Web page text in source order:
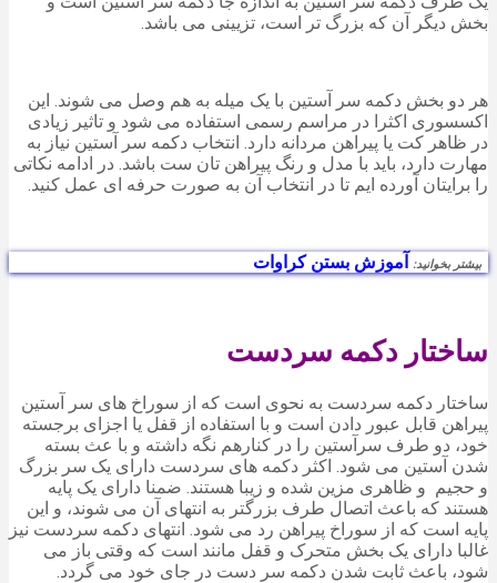
بخش دیگر آن که بزرگ تر است، تزیینی می باشد.
هر دو بخش دکمه سر آستین با یک میله به هم وصل می شوند. این
اکسسوری اکثرا در مراسم رسمی استفاده می شود و تاثیر زیادی
در ظاهر کت یا پیراهن مردانه دارد. انتخاب دکمه سر آستین نیاز به
مهارت دارد، باید با مدل و رنگ پیراهن تان ست باشد. در ادامه نکاتی
را برایتان آورده ایم تا در انتخاب آن به صورت حرفه ای عمل کنید.
بیشتر بخوانید: آموزش بستن کراوات
ساختار دکمه سردست
ساختار دکمه سردست به نحوی است که از سوراخ های سر آستین
پیراهن قابل عبور دادن است و با استفاده از قفل یا اجزای برجسته
خود، دو طرف سرآستین را در کنارهم نگه داشته و با عث بسته
شدن آستین می شود. اکثر دکمه های سردست دارای یک سر بزرگ
و حجیم و ظاهری مزین شده و زیبا هستند. ضمنا دارای یک پایه
هستند که باعث اتصال طرف بزرگتر به انتهای آن می شوند، و این
پایه است که از سوراخ پیراهن رد می شود. انتهای دکمه سردست نیز
غالبا دارای یک بخش متحرک و قفل مانند است که وقتی باز می
شود، باعث ثابت شدن دکمه سر دست در جای خود می گردد.